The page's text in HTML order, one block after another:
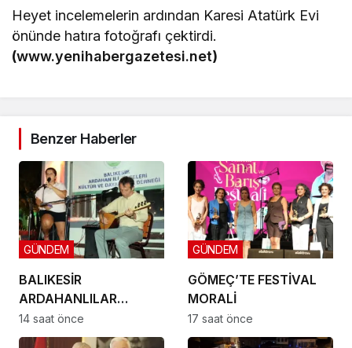
Heyet incelemelerin ardından Karesi Atatürk Evi
önünde hatıra fotoğrafı çektirdi.
(www.yenihabergazetesi.net)
Benzer Haberler
BALIKESİR
ARDAHANLILAR
DERNEĞİ GÖMEÇ’TE
BULUŞTU
GÜNDEM
14 saat önce
GÖMEÇ’TE FESTİVAL
MORALİ
GÜNDEM
17 saat önce